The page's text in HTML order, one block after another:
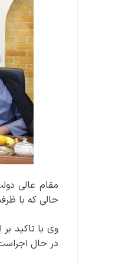
مقام عالی
حالی که با
وی با تاکید
در حال